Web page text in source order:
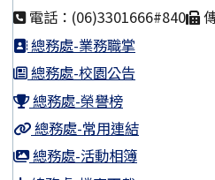
電話：(06)3301666#840
總務處-業務職掌
總務處-校園公告
總務處-榮譽榜
總務處-常用連結
總務處-活動相簿